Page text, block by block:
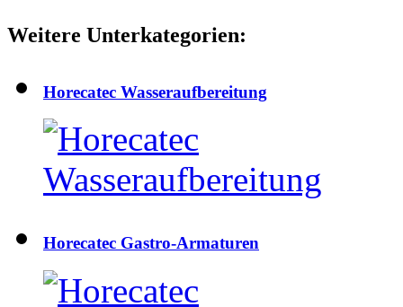
Weitere Unterkategorien:
Horecatec Wasseraufbereitung
Horecatec Gastro-Armaturen